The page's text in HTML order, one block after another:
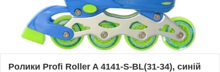
Ролики Profi Roller A 4141-S-BL(31-34), синій